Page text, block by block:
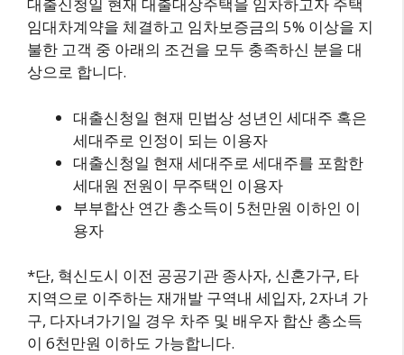
대출신청일 현재 대출대상주택을 임차하고자 주택
임대차계약을 체결하고 임차보증금의 5% 이상을 지
불한 고객 중 아래의 조건을 모두 충족하신 분을 대
상으로 합니다.
대출신청일 현재 민법상 성년인 세대주 혹은
세대주로 인정이 되는 이용자
대출신청일 현재 세대주로 세대주를 포함한
세대원 전원이 무주택인 이용자
부부합산 연간 총소득이 5천만원 이하인 이
용자
*단, 혁신도시 이전 공공기관 종사자, 신혼가구, 타
지역으로 이주하는 재개발 구역내 세입자, 2자녀 가
구, 다자녀가기일 경우 차주 및 배우자 합산 총소득
이 6천만원 이하도 가능합니다.